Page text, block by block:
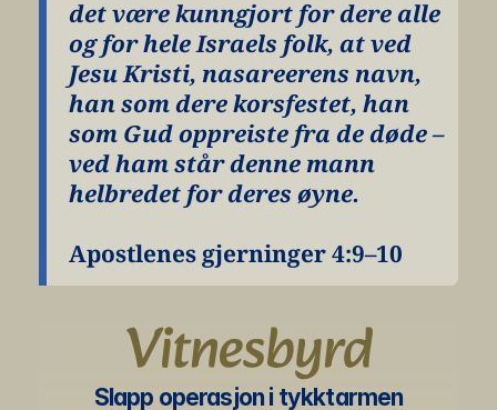
det være kunngjort for dere alle
og for hele Israels folk, at ved
Jesu Kristi, nasareerens navn,
han som dere korsfestet, han
som Gud oppreiste fra de døde –
ved ham står denne mann
helbredet for deres øyne.
Apostlenes gjerninger 4:9–10
Vitnesbyrd
Slapp operasjon i tykktarmen